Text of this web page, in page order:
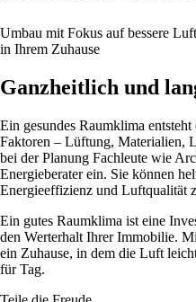
Umbau mit Fokus auf bessere
in Ihrem Zuhause
Ganzheitlich und
Ein gesundes Raumklima
Faktoren – Lüftung, Materialien,
bei der Planung Fachleute wie
Energieberater ein. Sie können
Energieeffizienz und Luftqualität
Ein gutes Raumklima ist eine
den Werterhalt Ihrer Immobilie.
ein Zuhause, in dem die Luft
für Tag.